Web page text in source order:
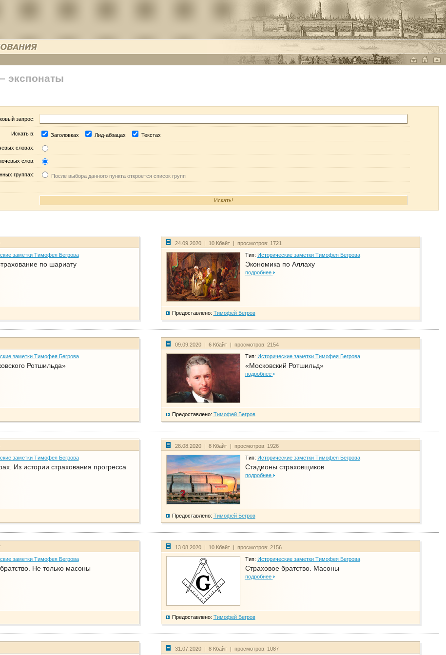
экспонаты
запрос:
Искать в: Заголовках Лид-абзацах Текстах
словах:
слов:
группах: После выбора данного пункта откроется список групп
заметки Тимофея Бегрова
по шариату
24.09.2020 | 10 Кбайт | просмотров: 1721
Тип: Исторические заметки Тимофея Бегрова
Экономика по Аллаху
подробнее
Предоставлено: Тимофей Бегров
заметки Тимофея Бегрова
Ротшильда»
09.09.2020 | 6 Кбайт | просмотров: 2154
Тип: Исторические заметки Тимофея Бегрова
«Московский Ротшильд»
подробнее
Предоставлено: Тимофей Бегров
заметки Тимофея Бегрова
Из истории страхования прогресса
28.08.2020 | 8 Кбайт | просмотров: 1926
Тип: Исторические заметки Тимофея Бегрова
Стадионы страховщиков
подробнее
Предоставлено: Тимофей Бегров
заметки Тимофея Бегрова
Не только масоны
13.08.2020 | 10 Кбайт | просмотров: 2156
Тип: Исторические заметки Тимофея Бегрова
Страховое братство. Масоны
подробнее
Предоставлено: Тимофей Бегров
31.07.2020 | 8 Кбайт | просмотров: 1087